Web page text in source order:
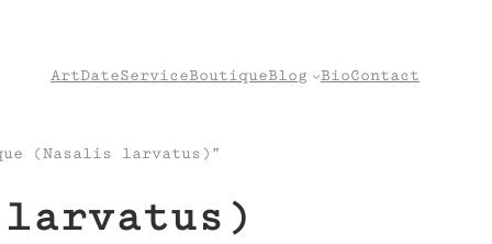
ArtDateServiceBoutiqueBlog BioContact
(Nasalis larvatus)”